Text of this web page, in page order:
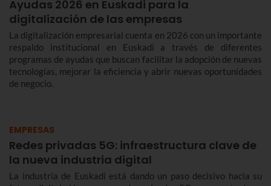
Ayudas 2026 en Euskadi para la
digitalización de las empresas
La digitalización empresarial cuenta en 2026 con un importante
respaldo institucional en Euskadi a través de diferentes
programas de ayudas que buscan facilitar la adopción de nuevas
tecnologías, mejorar la eficiencia y abrir nuevas oportunidades
de negocio.
EMPRESAS
Redes privadas 5G: infraestructura clave de
la nueva industria digital
La industria de Euskadi está dando un paso decisivo hacia su